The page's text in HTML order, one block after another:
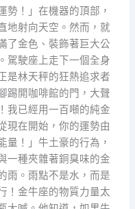
勢！」在機器的頂部，
地射向天空。然而，就
了金色、裝飾著巨大公
駕駛座上走下一個全身
是林天秤的狂熱追求者
開咖啡館的門，大聲
我已經用一百噸的純金
現在開始，你的運勢由
量！」牛土豪的行為，
一種夾雜著銅臭味的金
雨。雨點不是水，而是
！金牛座的物質力量太